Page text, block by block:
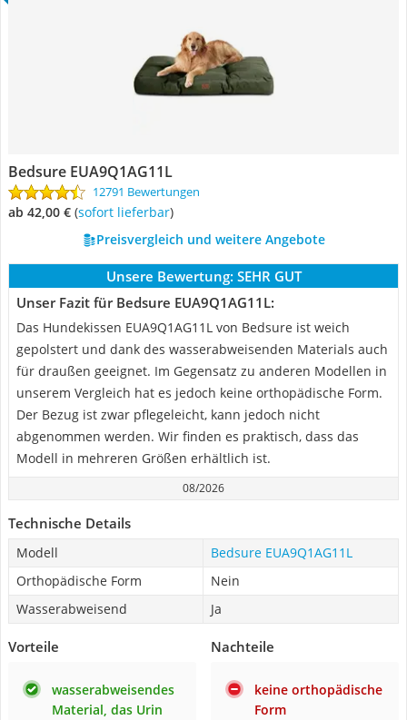
Bedsure EUA9Q1AG11L
12791 Bewertungen
ab 42,00 € ( Sofort lieferbar)
Preisvergleich und weitere Angebote
Unsere Bewertung: SEHR GUT
Unser Fazit für Bedsure EUA9Q1AG11L:
Das Hundekissen EUA9Q1AG11L von Bedsure ist weich
gepolstert und dank des wasserabweisenden Materials auch
für draußen geeignet. Im Gegensatz zu anderen Modellen in
unserem Vergleich hat es jedoch keine orthopädische Form.
Der Bezug ist zwar pflegeleicht, kann jedoch nicht
abgenommen werden. Wir finden es praktisch, dass das
Modell in mehreren Größen erhältlich ist.
08/2026
Technische Details
Modell
Bedsure EUA9Q1AG11L
Orthopädische Form
Nein
Wasserabweisend
Ja
Vorteile
wasserabweisendes
Material, das Urin
Nachteile
keine orthopädische
Form